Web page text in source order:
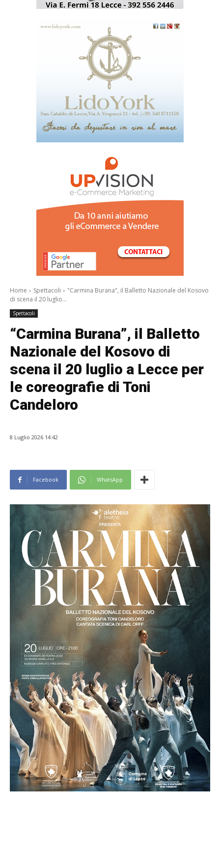
Home
Spettacoli
"Carmina Burana", il Balletto Nazionale del Kosovo
di scena il 20 luglio...
Spettacoli
“Carmina Burana”, il Balletto
Nazionale del Kosovo di
scena il 20 luglio a Lecce per
le coreografie di Toni
Candeloro
8 Luglio 2026 14:42
Facebook WhatsApp